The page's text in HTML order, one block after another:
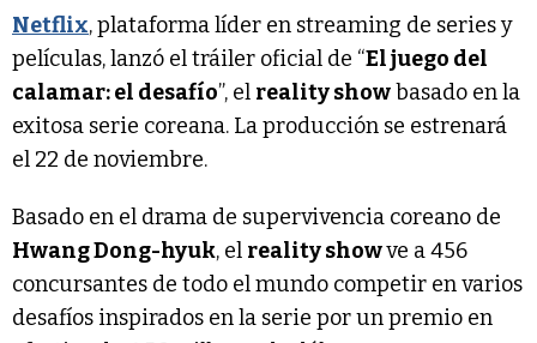
Netflix, plataforma líder en streaming de series y
películas, lanzó el tráiler oficial de “El juego del
calamar: el desafío”, el reality showbasado en la
exitosa serie coreana. La producción se estrenará
el 22 de noviembre.
Basado en el drama de supervivencia coreano de
Hwang Dong-hyuk, el reality showve a 456
concursantes de todo el mundo competir en varios
desafíos inspirados en la serie por un premio en